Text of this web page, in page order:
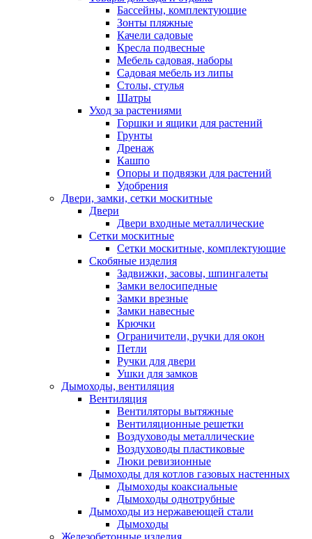
Бассейны, комплектующие
Зонты пляжные
Качели садовые
Кресла подвесные
Мебель садовая, наборы
Садовая мебель из липы
Столы, стулья
Шатры
Уход за растениями
Горшки и ящики для растений
Грунты
Дренаж
Кашпо
Опоры и подвязки для растений
Удобрения
Двери, замки, сетки москитные
Двери
Двери входные металлические
Сетки москитные
Сетки москитные, комплектующие
Скобяные изделия
Задвижки, засовы, шпингалеты
Замки велосипедные
Замки врезные
Замки навесные
Крючки
Ограничители, ручки для окон
Петли
Ручки для двери
Ушки для замков
Дымоходы, вентиляция
Вентиляция
Вентиляторы вытяжные
Вентиляционные решетки
Воздуховоды металлические
Воздуховоды пластиковые
Люки ревизионные
Дымоходы для котлов газовых настенных
Дымоходы коаксиальные
Дымоходы однотрубные
Дымоходы из нержавеющей стали
Дымоходы
Железобетонные изделия